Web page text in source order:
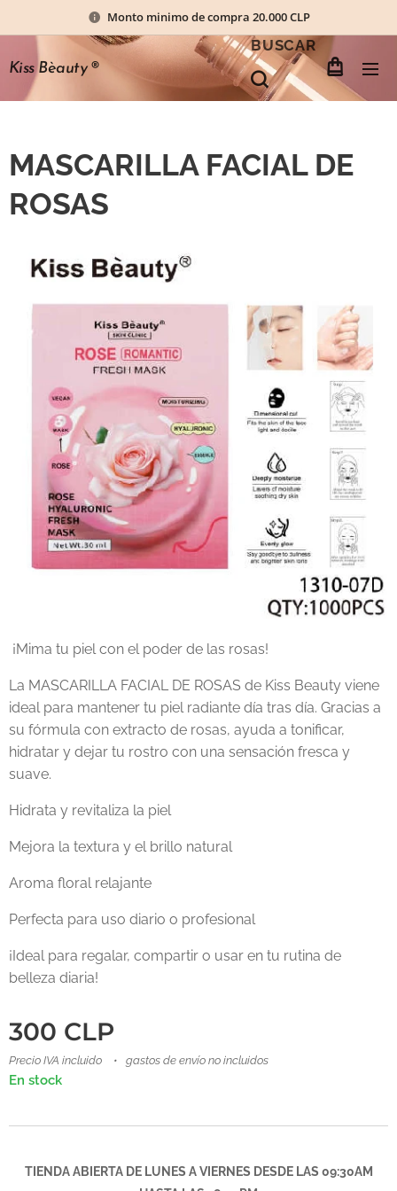
Monto minimo de compra 20.000 CLP
Kiss Bèauty®
BUSCAR
MASCARILLA FACIAL DE
ROSAS
¡Mima tu piel con el poder de las rosas!
La MASCARILLA FACIAL DE ROSAS de Kiss Beauty viene
ideal para mantener tu piel radiante día tras día. Gracias a
su fórmula con extracto de rosas, ayuda a tonificar,
hidratar y dejar tu rostro con una sensación fresca y
suave.
Hidrata y revitaliza la piel
Mejora la textura y el brillo natural
Aroma floral relajante
Perfecta para uso diario o profesional
¡Ideal para regalar, compartir o usar en tu rutina de
belleza diaria!
300 CLP
Precio IVA incluido gastos de envío no incluidos
En stock
TIENDA ABIERTA DE LUNES A VIERNES DESDE LAS 09:30AM